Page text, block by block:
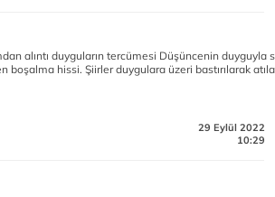
alıntı duyguların tercümesi Düşüncenin duyguyla
boşalma hissi. Şiirler duygulara üzeri bastırılarak
29 Eylül 2022
10:29